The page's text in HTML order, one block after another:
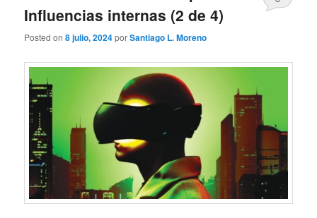
Influencias internas (2 de 4)
Posted on8 julio, 2024porSantiago L. Moreno